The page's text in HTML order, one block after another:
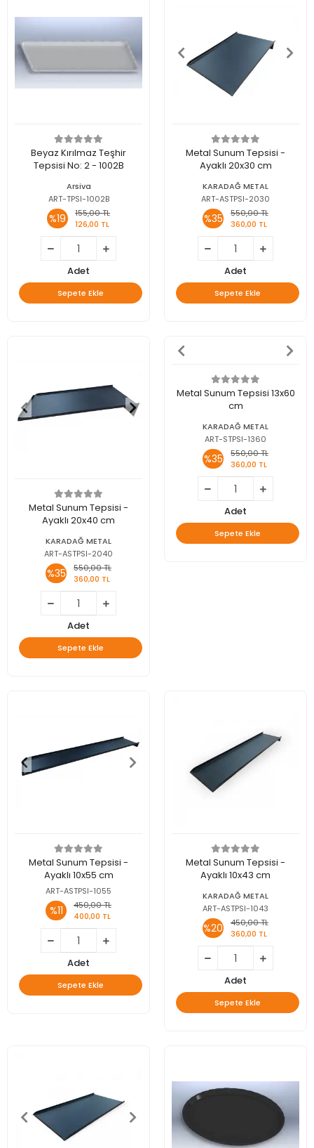
Beyaz Kırılmaz Teşhir
Tepsisi No: 2 - 1002B
Arsiva
ART-TPSI-1002B
%19
155,00 TL
126,00 TL
Adet
Sepete Ekle
Metal Sunum Tepsisi -
Ayaklı 20x30 cm
KARADAĞ METAL
ART-ASTPSI-2030
%35
550,00 TL
360,00 TL
Adet
Sepete Ekle
Metal Sunum Tepsisi -
Ayaklı 20x40 cm
KARADAĞ METAL
ART-ASTPSI-2040
%35
550,00 TL
360,00 TL
Adet
Sepete Ekle
Metal Sunum Tepsisi 13x60
cm
KARADAĞ METAL
ART-STPSI-1360
%35
550,00 TL
360,00 TL
Adet
Sepete Ekle
Metal Sunum Tepsisi -
Ayaklı 10x55 cm
ART-ASTPSI-1055
%11
450,00 TL
400,00 TL
Adet
Sepete Ekle
Metal Sunum Tepsisi -
Ayaklı 10x43 cm
KARADAĞ METAL
ART-ASTPSI-1043
%20
450,00 TL
360,00 TL
Adet
Sepete Ekle